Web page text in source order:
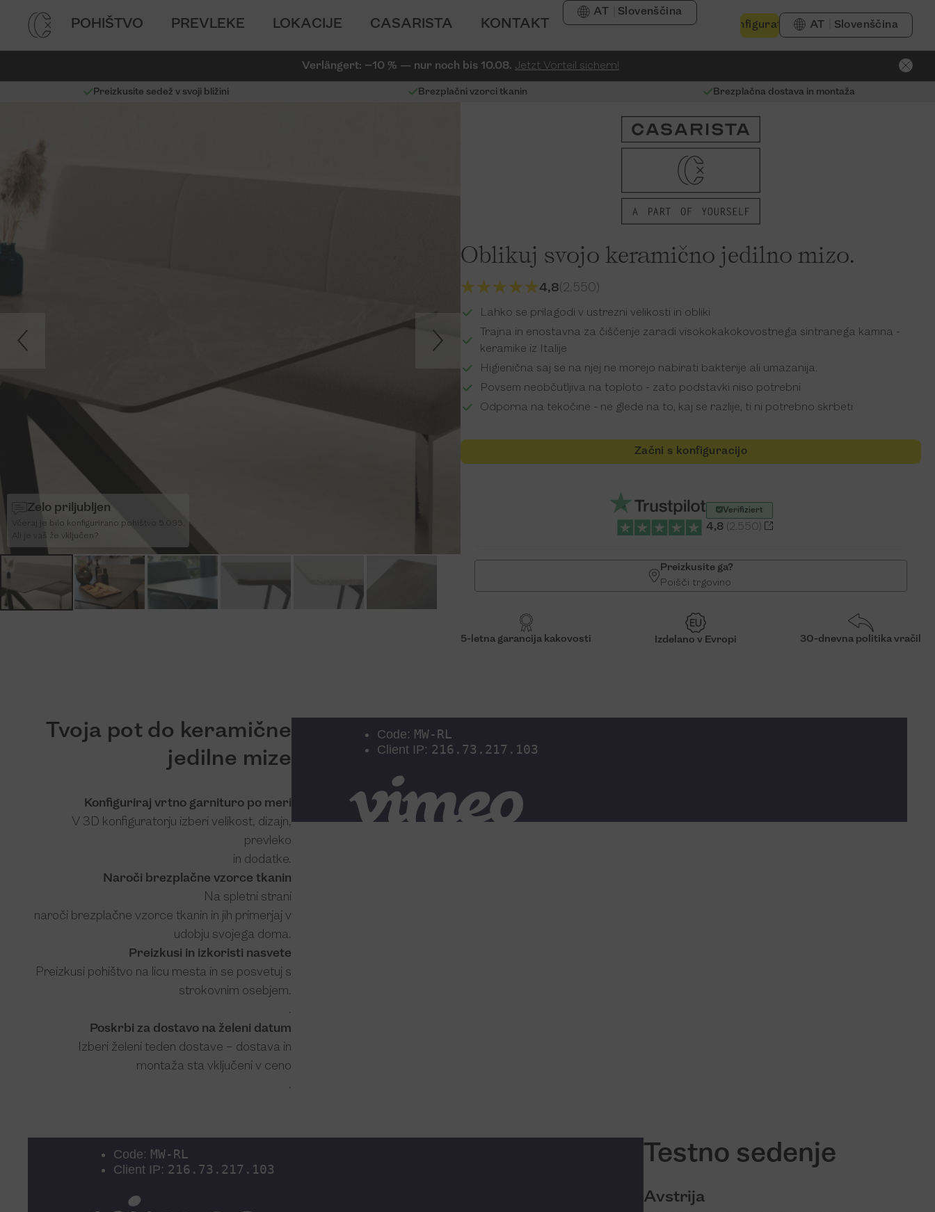
POHIŠTVO PREVLEKE LOKACIJE CASARISTA KONTAKT
AT
Slovenščina
Konfigurator
AT Slovenščina
Verlängert: −10 % — nur noch bis 10.08. Jetzt Vorteil sichern!
Preizkusite sedež v svoji bližini Brezplačni vzorci tkanin Brezplačna dostava in montaža
Zelo priljubljen
Včeraj je bilo konfigurirano pohištvo 5.095.
Ali je vaš že vključen?
4,8(2.550)
Oblikuj svojo keramično jedilno mizo.
Lahko se prilagodi v ustrezni velikosti in obliki
Trajna in enostavna za čiščenje zaradi visokokakokovostnega sintranega kamna -
keramike iz Italije
Higienična saj se na njej ne morejo nabirati bakterije ali umazanija.
Povsem neobčutljiva na toploto - zato podstavki niso potrebni
Odporna na tekočine - ne glede na to, kaj se razlije, ti ni potrebno skrbeti
Začni s konfiguracijo
Verifiziert
4,8 (2.550)
Preizkusite ga?
Poišči trgovino
5-letna garancija kakovosti Izdelano v Evropi 30-dnevna politika vračil
Tvoja pot do keramične
jedilne mize
Konfiguriraj vrtno garnituro po meri
V 3D konfiguratorju izberi velikost, dizajn,
prevleko
in dodatke.
Naroči brezplačne vzorce tkanin
Na spletni strani
naroči brezplačne vzorce tkanin in jih primerjaj v
udobju svojega doma.
Preizkusi in izkoristi nasvete
Preizkusi pohištvo na licu mesta in se posvetuj s
strokovnim osebjem.
.
Poskrbi za dostavo na želeni datum
Izberi želeni teden dostave – dostava in
montaža sta vključeni v ceno
.
Testno sedenje
Avstrija